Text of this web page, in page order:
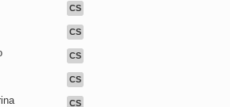
CS
CS
CS
CS
CS